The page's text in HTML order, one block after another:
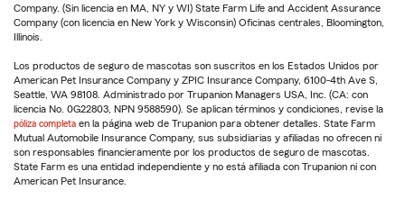
Company. (Sin licencia en MA, NY y WI) State Farm Life and Accident Assurance
Company (con licencia en New York y Wisconsin) Oficinas centrales, Bloomington,
Illinois.
Los productos de seguro de mascotas son suscritos en los Estados Unidos por
American Pet Insurance Company y ZPIC Insurance Company, 6100-4th Ave S,
Seattle, WA 98108. Administrado por Trupanion Managers USA, Inc. (CA: con
licencia No. 0G22803, NPN 9588590). Se aplican términos y condiciones, revise la
póliza completa en la página web de Trupanion para obtener detalles. State Farm
Mutual Automobile Insurance Company, sus subsidiarias y afiliadas no ofrecen ni
son responsables financieramente por los productos de seguro de mascotas.
State Farm es una entidad independiente y no está afiliada con Trupanion ni con
American Pet Insurance.